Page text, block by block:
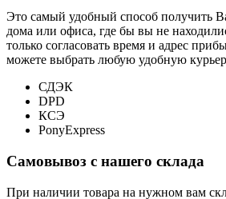
Это самый удобный способ получить
дома или офиса, где бы вы не
только согласовать время и адрес
можете выбрать любую удобную
СДЭК
DPD
КСЭ
PonyExpress
Самовывоз с нашего склада
При наличии товара на нужном вам